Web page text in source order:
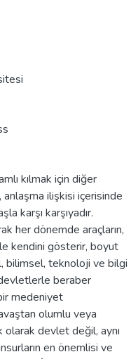
kılmak için diğer
ilişkisi içerisinde
karşı karşıyadır.
her dönemde araçların,
kendini gösterir, boyut
bilimsel, teknoloji ve bilgi
beraber
medeniyet
olumlu veya
devlet değil, aynı
en önemlisi ve